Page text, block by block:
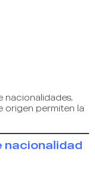
nacionalidades,
origen permiten la
nacionalidad